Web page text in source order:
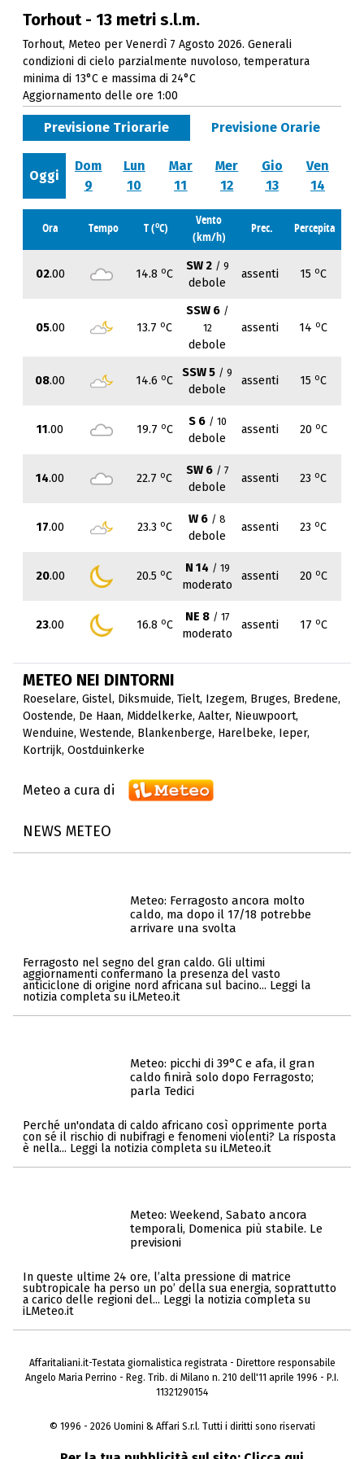
Torhout - 13 metri s.l.m.
Torhout, Meteo per Venerdì 7 Agosto 2026. Generali
condizioni di cielo parzialmente nuvoloso, temperatura
minima di 13°C e massima di 24°C
Aggiornamento delle ore 1:00
Previsione Triorarie Previsione Orarie
Oggi
Dom
9
Lun
10
Mar
11
Mer
12
Gio
13
Ven
14
Ora Tempo T (oC)
Vento
(km/h)
Prec. Percepita
02.00 14.8 oC
SW 2 / 9
debole
assenti 15 oC
05.00 13.7 oC
SSW 6 /
12
debole
assenti 14 oC
08.00 14.6 oC
SSW 5 / 9
debole
assenti 15 oC
11.00 19.7 oC
S 6 / 10
debole
assenti 20 oC
14.00 22.7 oC
SW 6 / 7
debole
assenti 23 oC
17.00 23.3 oC
W 6 / 8
debole
assenti 23 oC
20.00 20.5 oC
N 14 / 19
moderato
assenti 20 oC
23.00 16.8 oC
NE 8 / 17
moderato
assenti 17 oC
METEO NEI DINTORNI
Roeselare, Gistel, Diksmuide, Tielt, Izegem, Bruges, Bredene,
Oostende, De Haan, Middelkerke, Aalter, Nieuwpoort,
Wenduine, Westende, Blankenberge, Harelbeke, Ieper,
Kortrijk, Oostduinkerke
Meteo a cura di
NEWS METEO
Meteo: Ferragosto ancora molto
caldo, ma dopo il 17/18 potrebbe
arrivare una svolta
Ferragosto nel segno del gran caldo. Gli ultimi
aggiornamenti confermano la presenza del vasto
anticiclone di origine nord africana sul bacino... Leggi la
notizia completa su iLMeteo.it
Meteo: picchi di 39°C e afa, il gran
caldo finirà solo dopo Ferragosto;
parla Tedici
Perché un'ondata di caldo africano così opprimente porta
con sé il rischio di nubifragi e fenomeni violenti? La risposta
è nella... Leggi la notizia completa su iLMeteo.it
Meteo: Weekend, Sabato ancora
temporali, Domenica più stabile. Le
previsioni
In queste ultime 24 ore, l’alta pressione di matrice
subtropicale ha perso un po’ della sua energia, soprattutto
a carico delle regioni del... Leggi la notizia completa su
iLMeteo.it
Affaritaliani.it-Testata giornalistica registrata - Direttore responsabile
Angelo Maria Perrino - Reg. Trib. di Milano n. 210 dell'11 aprile 1996 - P.I.
11321290154
© 1996 - 2026 Uomini & Affari S.r.l. Tutti i diritti sono riservati